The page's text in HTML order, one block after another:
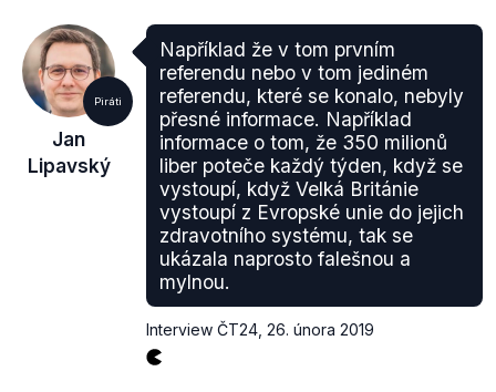
Piráti
Jan
Lipavský
Například že v tom prvním
referendu nebo v tom jediném
referendu, které se konalo, nebyly
přesné informace. Například
informace o tom, že 350 milionů
liber poteče každý týden, když se
vystoupí, když Velká Británie
vystoupí z Evropské unie do jejich
zdravotního systému, tak se
ukázala naprosto falešnou a
mylnou.
Interview ČT24 26. února 2019